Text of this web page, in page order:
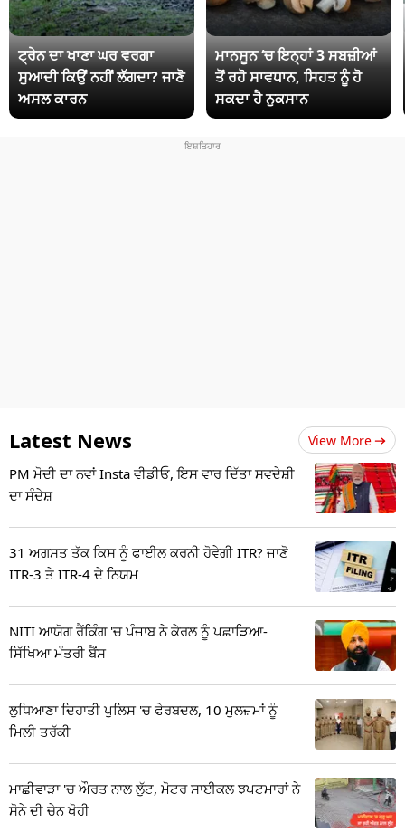
ਟ੍ਰੇਨ ਦਾ ਖਾਣਾ ਘਰ ਵਰਗਾ
ਸੁਆਦੀ ਕਿਉਂ ਨਹੀਂ ਲੱਗਦਾ? ਜਾਣੋ
ਅਸਲ ਕਾਰਨ
ਮਾਨਸੂਨ ‘ਚ ਇਨ੍ਹਾਂ 3 ਸਬਜ਼ੀਆਂ
ਤੋਂ ਰਹੋ ਸਾਵਧਾਨ, ਸਿਹਤ ਨੂੰ ਹੋ
ਸਕਦਾ ਹੈ ਨੁਕਸਾਨ
Latest News View More
PM ਮੋਦੀ ਦਾ ਨਵਾਂ Insta ਵੀਡੀਓ, ਇਸ ਵਾਰ ਦਿੱਤਾ ਸਵਦੇਸ਼ੀ
ਦਾ ਸੰਦੇਸ਼
31 ਅਗਸਤ ਤੱਕ ਕਿਸ ਨੂੰ ਫਾਈਲ ਕਰਨੀ ਹੋਵੇਗੀ ITR? ਜਾਣੋ
ITR-3 ਤੇ ITR-4 ਦੇ ਨਿਯਮ
NITI ਆਯੋਗ ਰੈਂਕਿੰਗ 'ਚ ਪੰਜਾਬ ਨੇ ਕੇਰਲ ਨੂੰ ਪਛਾੜਿਆ-
ਸਿੱਖਿਆ ਮੰਤਰੀ ਬੈਂਸ
ਲੁਧਿਆਣਾ ਦਿਹਾਤੀ ਪੁਲਿਸ 'ਚ ਫੇਰਬਦਲ, 10 ਮੁਲਜ਼ਮਾਂ ਨੂੰ
ਮਿਲੀ ਤਰੱਕੀ
ਮਾਛੀਵਾੜਾ 'ਚ ਔਰਤ ਨਾਲ ਲੁੱਟ, ਮੋਟਰ ਸਾਈਕਲ ਝਪਟਮਾਰਾਂ ਨੇ
ਸੋਨੇ ਦੀ ਚੇਨ ਖੋਹੀ